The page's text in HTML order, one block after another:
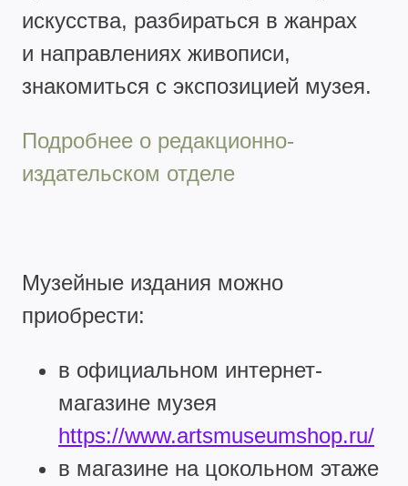
искусства, разбираться в жанрах
и направлениях живописи,
знакомиться с экспозицией музея.
Подробнее о редакционно-
издательском отделе
Музейные издания можно
приобрести:
в официальном интернет-
магазине музея
https://www.artsmuseumshop.ru/
в магазине на цокольном этаже